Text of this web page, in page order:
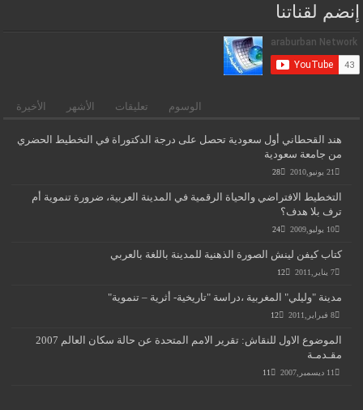
لقناتنا
الأخيرة الأشهر تعليقات الوسوم
هند القحطاني أول سعودية تحصل على درجة الدكتوراة في التخطيط الحضري
من جامعة سعودية
28
التخطيط الافتراضي والحياة الرقمية في المدينة العربية، ضرورة تنموية أم
ترف بلا هدف؟
24
كتاب كيفن لينش الصورة الذهنية للمدينة باللغة بالعربي
12
مدينة "وليلي" المغربية ،دراسة "تاريخية- أثرية – تنموية"
12
الموضوع الاول للنقاش: تقرير الامم المتحدة عن حالة سكان العالم 2007
مقـدمـة
11